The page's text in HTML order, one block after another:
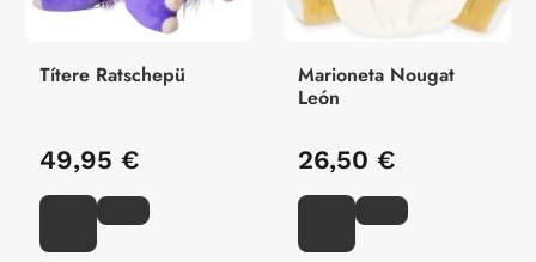
Títere Ratschepü
49,95 €
Marioneta Nougat
León
26,50 €